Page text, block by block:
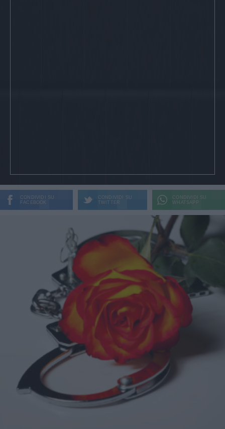
CONDIVIDI SU
FACEBOOK
CONDIVIDI SU
TWITTER
CONDIVIDI SU
WHATSAPP